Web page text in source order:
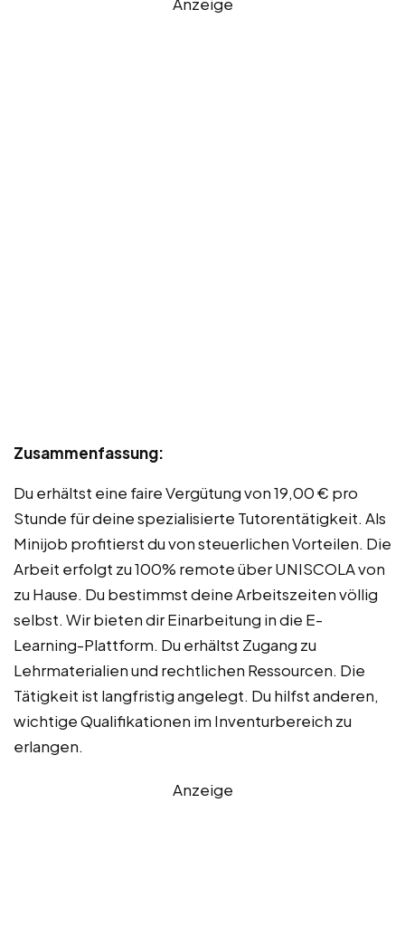
Zusammenfassung:
Du erhältst eine faire Vergütung von 19,00 € pro
Stunde für deine spezialisierte Tutorentätigkeit. Als
Minijob profitierst du von steuerlichen Vorteilen. Die
Arbeit erfolgt zu 100% remote über UNISCOLA von
zu Hause. Du bestimmst deine Arbeitszeiten völlig
selbst. Wir bieten dir Einarbeitung in die E-
Learning-Plattform. Du erhältst Zugang zu
Lehrmaterialien und rechtlichen Ressourcen. Die
Tätigkeit ist langfristig angelegt. Du hilfst anderen,
wichtige Qualifikationen im Inventurbereich zu
erlangen.
Anzeige